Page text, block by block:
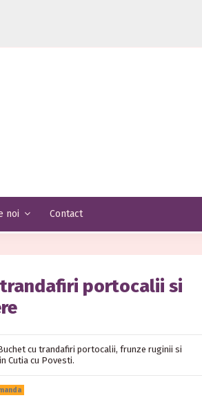
noi Contact
trandafiri portocalii si
cu trandafiri portocalii, frunze ruginii si
Cutia cu Povesti.